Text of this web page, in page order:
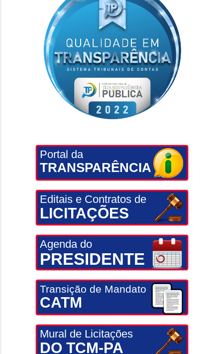
Portal da
TRANSPARÊNCIA
Editais e Contratos de
LICITAÇÕES
Agenda do
PRESIDENTE
Transição de Mandato
CATM
Mural de Licitações
DO TCM-PA